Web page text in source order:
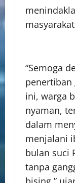
“Semoga
ini, warga
nyaman,
dalam
menjalani
bulan suci
tanpa